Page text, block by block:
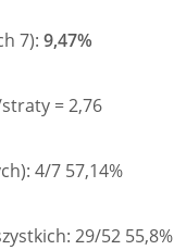
7): 9,47%
= 2,76
4/7 57,14%
29/52 55,8%